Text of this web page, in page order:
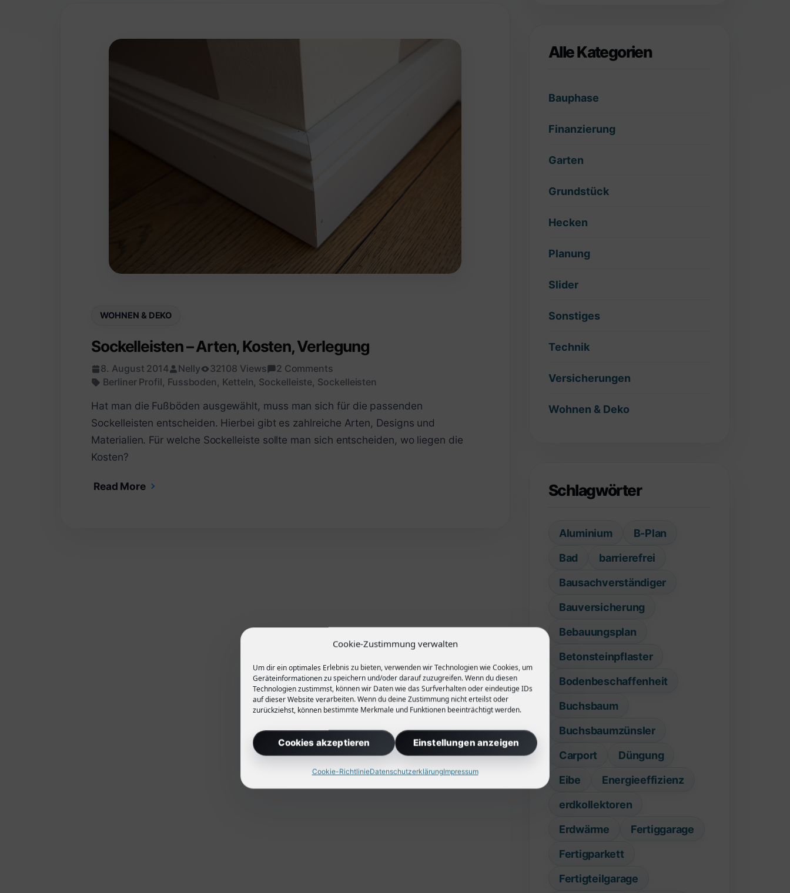
Cookie-Zustimmung verwalten
Um dir ein optimales Erlebnis zu bieten, verwenden wir Technologien wie Cookies, um
Geräteinformationen zu speichern und/oder darauf zuzugreifen. Wenn du diesen
Technologien zustimmst, können wir Daten wie das Surfverhalten oder eindeutige IDs
auf dieser Website verarbeiten. Wenn du deine Zustimmung nicht erteilst oder
zurückziehst, können bestimmte Merkmale und Funktionen beeinträchtigt werden.
Cookies akzeptieren Einstellungen anzeigen
Cookie-RichtlinieDatenschutzerklärungImpressum
WOHNEN & DEKO
Sockelleisten – Arten, Kosten, Verlegung
8. August 2014 Nelly 32108 Views
2 Comments
Berliner Profil , Fussboden , Ketteln, Sockelleiste, Sockelleisten
Hat man die Fußböden ausgewählt, muss man sich für die passenden
Sockelleisten entscheiden. Hierbei gibt es zahlreiche Arten, Designs und
Materialien. Für welche Sockelleiste sollte man sich entscheiden, wo liegen die
Kosten?
Read More
Alle Kategorien
Bauphase
Finanzierung
Garten
Grundstück
Hecken
Planung
Slider
Sonstiges
Technik
Versicherungen
Wohnen & Deko
Schlagwörter
Aluminium
B-Plan
Bad
barrierefrei
Bausachverständiger
Bauversicherung
Bebauungsplan
Betonsteinpflaster
Bodenbeschaffenheit
Buchsbaum
Buchsbaumzünsler
Carport
Düngung
Eibe
Energieeffizienz
erdkollektoren
Erdwärme
Fertiggarage
Fertigparkett
Fertigteilgarage